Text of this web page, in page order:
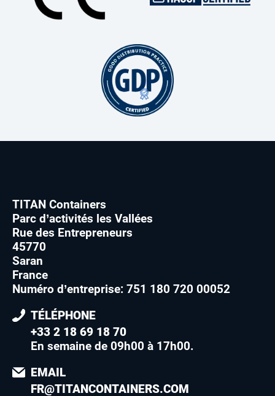
TITAN Containers
Parc d’activités les Vallées
Rue des Entrepreneurs
45770
Saran
France
Numéro d’entreprise: 751 180 720 00052
TÉLÉPHONE
+33 2 18 69 18 70
En semaine de 09h00 à 17h00.
EMAIL
FR@TITANCONTAINERS.COM